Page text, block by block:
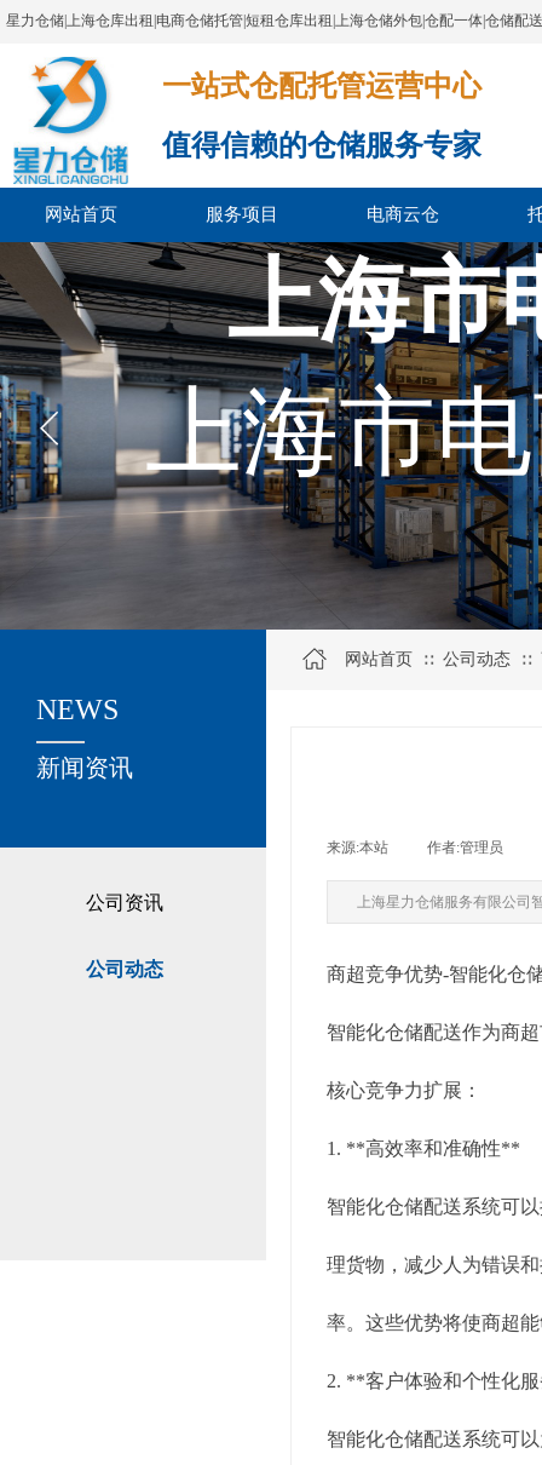
星力仓储|上海仓库出租|电商仓储托管|短租仓库出租|上海仓储外包|仓配一体|仓储配
一站式仓配托管运营中心​​​​​​​​​​​​​​​​​
值得信赖的仓储服务专家
网站首页 服务项目 电商云仓
上海市
上海市
公司资讯
公司动态
关于我们
新闻资讯
NEWS
网站首页 ∷ 公司动态 ∷
来源:本站 作者:管理员
上海星力仓储服务有限公
商超竞争优势-智能化仓
智能化仓储配送作为商
核心竞争力扩展：
1. **高效率和准确性**
智能化仓储配送系统可
理货物，减少人为错误
率。这些优势将使商超
2. **客户体验和个性化
智能化仓储配送系统可